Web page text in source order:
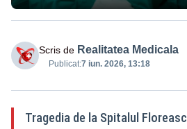
Scris de Realitatea Medicala
Publicat:7 iun. 2026, 13:18
Tragedia de la Spitalul